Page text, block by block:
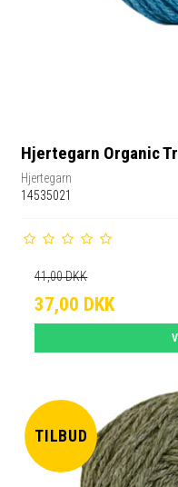
Hjertegarn Organic
Hjertegarn
14535021
41,00 DKK
37,00 DKK
TILBUD